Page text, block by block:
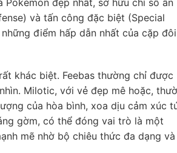
và tấn công đặc biệt (Special
điểm hấp dẫn nhất của cặp đôi
khác biệt. Feebas thường chỉ được
Milotic, với vẻ đẹp mê hoặc,
của hòa bình, xoa dịu cảm xúc
gờm, có thể đóng vai trò là một
mẽ nhờ bộ chiêu thức đa dạng và